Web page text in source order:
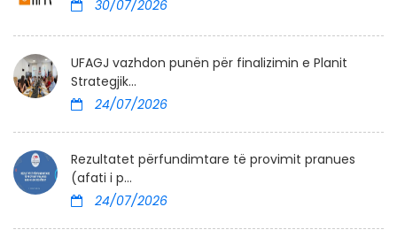
30/07/2026
UFAGJ vazhdon punën për finalizimin e Planit
Strategjik...
24/07/2026
Rezultatet përfundimtare të provimit pranues
(afati i p...
24/07/2026